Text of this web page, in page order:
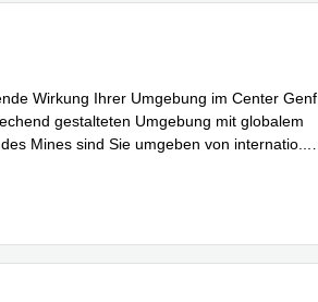
Genf
Wirkung Ihrer Umgebung im Center Genf
gestalteten Umgebung mit globalem
Mines sind Sie umgeben von internatio